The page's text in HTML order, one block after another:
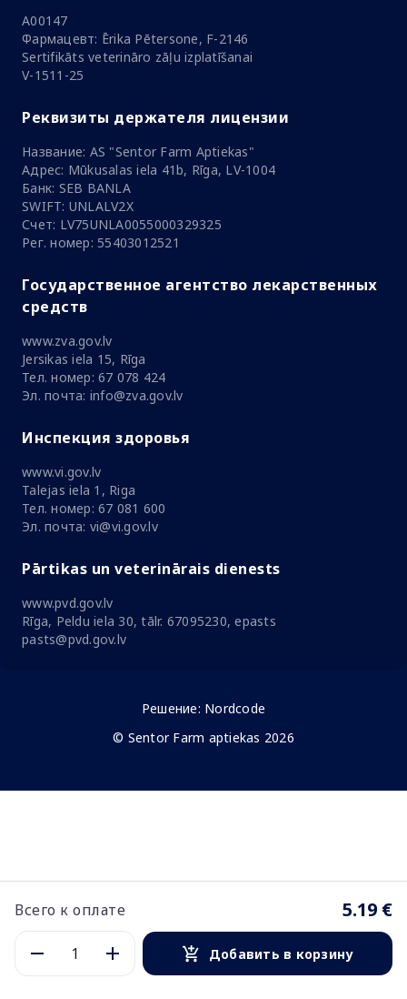
Всего к оплате 5.19 €
Добавить в корзину
A00147
Фармацевт: Ērika Pētersone, F-2146
Sertifikāts veterināro zāļu izplatīšanai
V-1511-25
Реквизиты держателя лицензии
Название: AS "Sentor Farm Aptiekas"
Адрес: Mūkusalas iela 41b, Rīga, LV-1004
Банк: SEB BANLA
SWIFT: UNLALV2X
Счет: LV75UNLA0055000329325
Рег. номер: 55403012521
Государственное агентство лекарственных
средств
www.zva.gov.lv
Jersikas iela 15, Rīga
Тел. номер: 67 078 424
Эл. почта: info@zva.gov.lv
Инспекция здоровья
www.vi.gov.lv
Talejas iela 1, Riga
Тел. номер: 67 081 600
Эл. почта: vi@vi.gov.lv
Pārtikas un veterinārais dienests
www.pvd.gov.lv
Rīga, Peldu iela 30, tālr. 67095230, epasts
pasts@pvd.gov.lv
Решение: Nordcode
© Sentor Farm aptiekas 2026